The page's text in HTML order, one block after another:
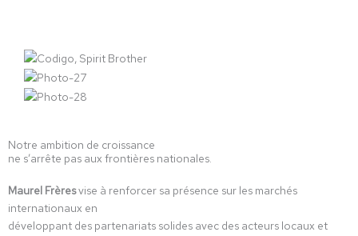
Notre ambition de croissance
ne s’arrête pas aux frontières nationales.
Maurel Frèresvise à renforcer sa présence sur les marchés
internationaux en
développant des partenariats solides avec des acteurs locaux et